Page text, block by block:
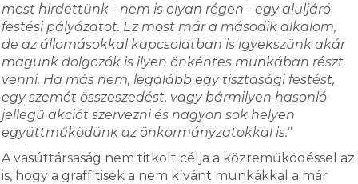
most hirdettünk - nem is olyan régen - egy aluljáró
festési pályázatot. Ez most már a második alkalom,
de az állomásokkal kapcsolatban is igyekszünk akár
magunk dolgozók is ilyen önkéntes munkában részt
venni. Ha más nem, legalább egy tisztasági festést,
egy szemét összeszedést, vagy bármilyen hasonló
jellegű akciót szervezni és nagyon sok helyen
együttműködünk az önkormányzatokkal is."
A vasúttársaság nem titkolt célja a közreműködéssel az
is, hogy a graffitisek a nem kívánt munkákkal a már